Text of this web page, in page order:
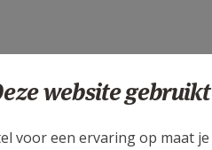
Organisaties
website
voor een ervaring op maat